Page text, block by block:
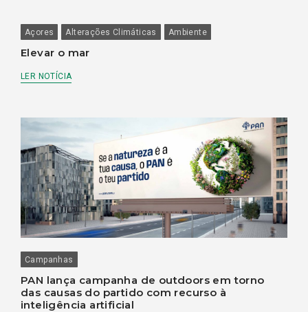
Açores Alterações Climáticas Ambiente
Elevar o mar
LER NOTÍCIA
Campanhas
PAN lança campanha de outdoors em torno
das causas do partido com recurso à
inteligência artificial